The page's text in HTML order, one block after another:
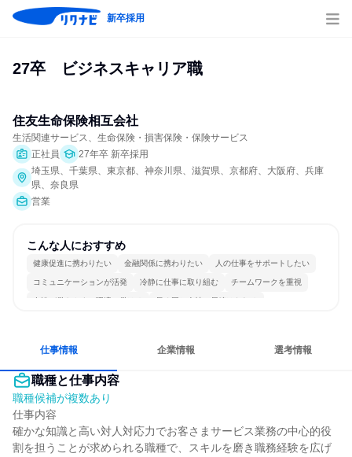
新卒採用
27卒　ビジネスキャリア職
住友生命保険相互会社
生活関連サービス、生命保険・損害保険・保険サービス
正社員
27年卒 新卒採用
埼玉県、千葉県、東京都、神奈川県、滋賀県、京都府、大阪府、兵庫
県、奈良県
営業
こんな人におすすめ
健康促進に携わりたい 金融関係に携わりたい 人の仕事をサポートしたい
コミュニケーションが活発 冷静に仕事に取り組む チームワークを重視
女性が働きやすい環境で働ける 長く同じ会社に居続けられる
仕事情報 企業情報 選考情報
職種と仕事内容
職種候補が複数あり
仕事内容
確かな知識と高い対人対応力でお客さまサービス業務の中心的役
割を担うことが求められる職種で、スキルを磨き職務経験を広げ